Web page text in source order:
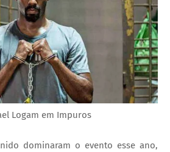
Logam em Impuros
dominaram o evento esse ano,